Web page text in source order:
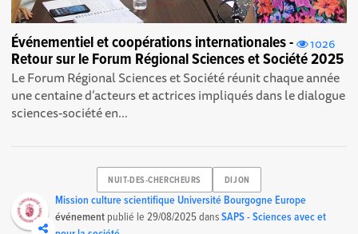
1026
Événementiel et coopérations internationales -
Retour sur le Forum Régional Sciences et Société 2025
Le Forum Régional Sciences et Société réunit chaque année
une centaine d’acteurs et actrices impliqués dans le dialogue
sciences-société en...
NUIT-DES-CHERCHEURS DIJON
Mission culture scientifique Université Bourgogne Europe
événement publié le29/08/2025dansSAPS - Sciences avec et